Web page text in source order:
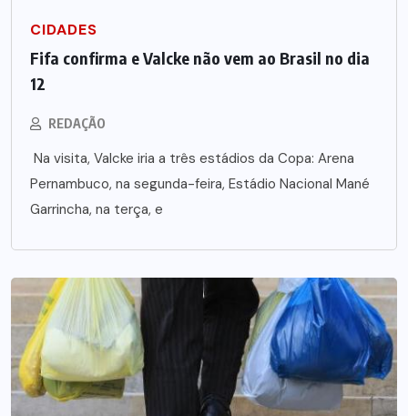
CIDADES
Fifa confirma e Valcke não vem ao Brasil no dia
12
REDAÇÃO
Na visita, Valcke iria a três estádios da Copa: Arena
Pernambuco, na segunda-feira, Estádio Nacional Mané
Garrincha, na terça, e